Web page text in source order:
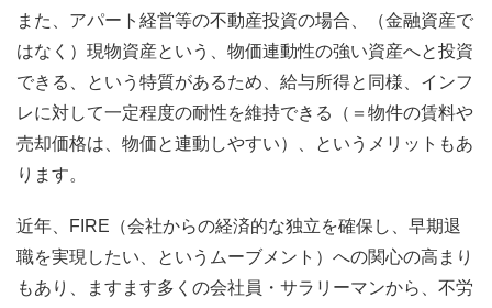
また、アパート経営等の不動産投資の場合、（金融資産で
はなく）現物資産という、物価連動性の強い資産へと投資
できる、という特質があるため、給与所得と同様、インフ
レに対して一定程度の耐性を維持できる（＝物件の賃料や
売却価格は、物価と連動しやすい）、というメリットもあ
ります。
近年、FIRE（会社からの経済的な独立を確保し、早期退
職を実現したい、というムーブメント）への関心の高まり
もあり、ますます多くの会社員・サラリーマンから、不労